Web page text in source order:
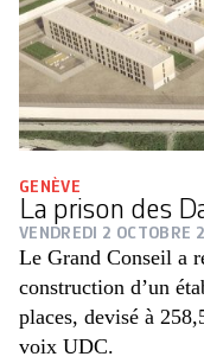
GENÈVE
La prison des
VENDREDI 2 OCTOBRE
Le Grand Conseil a
construction d’un
places, devisé à
voix UDC.